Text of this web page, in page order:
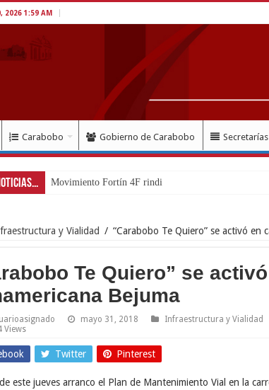
2026 1:59 AM
Carabobo Gobierno de Carabobo Secretarías
Movimiento Fortín 4F rindió homenaje al Liber
y Vialidad / “Carabobo Te Quiero” se activó en
Te Quiero” se
Bejuma
mayo 31, 2018 Infraestructura y Vialidad
Views
Twitter Pinterest
este jueves arranco el Plan de Mantenimiento Vial en la